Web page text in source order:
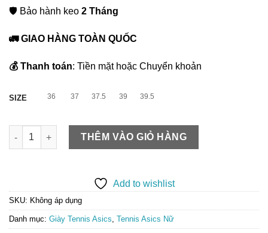
🛡️ Bảo hành keo 2 Tháng
🚛 GIAO HÀNG TOÀN QUỐC
💰 Thanh toán: Tiền mặt hoặc Chuyển khoản
SIZE 36 37 37.5 39 39.5
Giày Pickleball Asics Nữ Gel Dedicate 9 | 1042A317-100 số
THÊM VÀO GIỎ HÀNG
Add to wishlist
SKU: Không áp dụng
Danh mục: Giày Tennis Asics, Tennis Asics Nữ